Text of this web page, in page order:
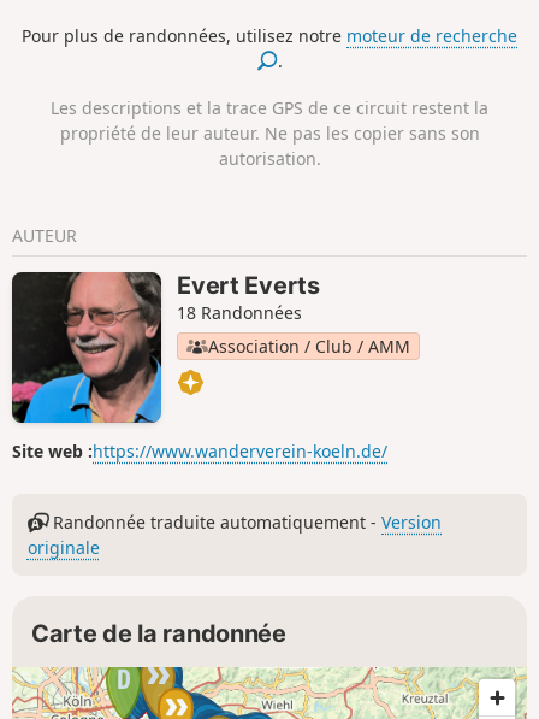
Pour plus de randonnées, utilisez notre moteur de recherche
.
Les descriptions et la trace GPS de ce circuit restent la
propriété de leur auteur. Ne pas les copier sans son
autorisation.
AUTEUR
Evert Everts
18 Randonnées
Association / Club / AMM
Site web :https://www.wanderverein-koeln.de/
Randonnée traduite automatiquement -Version
originale
Carte de la randonnée
123
45
6
789
10
11
12
13
14
1
23
4
5
6
7
8
9
10
11
12
13
14
15
16
17
18
1
234